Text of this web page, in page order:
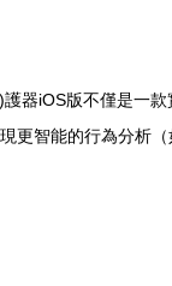
器iOS版不僅是一
更智能的行為分析